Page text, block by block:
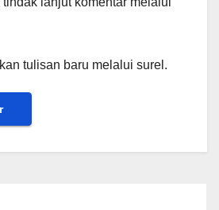
tulisan baru melalui surel.